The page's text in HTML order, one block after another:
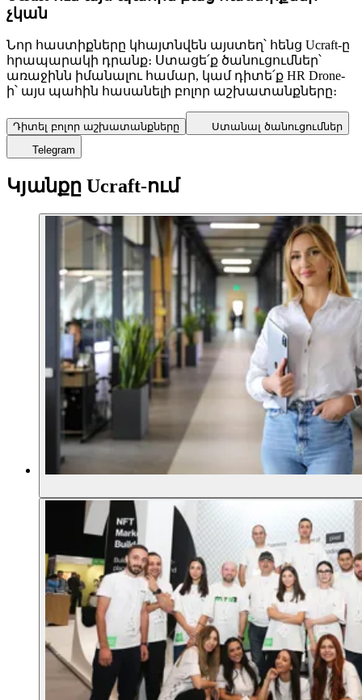
չկան
Նոր հաստիքները կհայտնվեն այստեղ՝ հենց Ucraft-ը
հրապարակի դրանք։ Ստացե՛ք ծանուցումներ՝
առաջինն իմանալու համար, կամ դիտե՛ք HR Drone-
ի՝ այս պահին հասանելի բոլոր աշխատանքները։
Դիտել բոլոր աշխատանքները
Ստանալ ծանուցումներ
Telegram
Կյանքը Ucraft-ում